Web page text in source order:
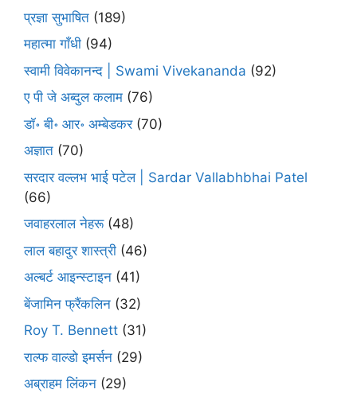
प्रज्ञा सुभाषित (189)
महात्मा गाँधी (94)
स्वामी विवेकानन्द | Swami Vivekananda (92)
ए पी जे अब्दुल कलाम (76)
डॉ॰ बी॰ आर॰ अम्बेडकर(70)
अज्ञात (70)
सरदार वल्लभ भाई पटेल | Sardar Vallabhbhai Patel
(66)
जवाहरलाल नेहरू(48)
लाल बहादुर शास्त्री (46)
अल्बर्ट आइन्स्टाइन (41)
बेंजामिन फ्रैंकलिन (32)
Roy T. Bennett (31)
राल्फ वाल्डो इमर्सन (29)
अब्राहम लिंकन (29)